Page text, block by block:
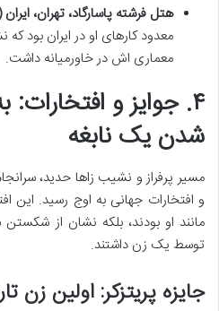
هتل فرشته پاسارگاد، تهران، ایران (۲۰۱۱-
معدود کارهای او در ایران بود
معماری اش در خاورمیانه داشت.
۴. جوایز و
شدن یک نابغه
مسیر پرفراز و نشیب زاها حدید،
و افتخارات جهانی به اوج رسید. این
مانند او بودند، بلکه نشان از
توسط یک زن داشتند.
جایزه پریتزکر: اولین زن